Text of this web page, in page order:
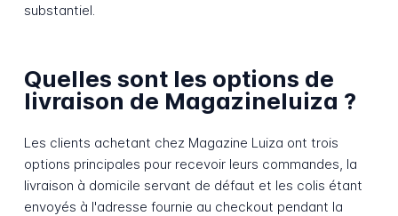
substantiel.
Quelles sont les options de
livraison de Magazineluiza ?
Les clients achetant chez Magazine Luiza ont trois
options principales pour recevoir leurs commandes, la
livraison à domicile servant de défaut et les colis étant
envoyés à l'adresse fournie au checkout pendant la